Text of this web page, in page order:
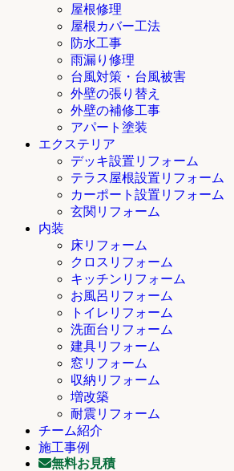
屋根修理
屋根カバー工法
防水工事
雨漏り修理
台風対策・台風被害
外壁の張り替え
外壁の補修工事
アパート塗装
エクステリア
デッキ設置リフォーム
テラス屋根設置リフォーム
カーポート設置リフォーム
玄関リフォーム
内装
床リフォーム
クロスリフォーム
キッチンリフォーム
お風呂リフォーム
トイレリフォーム
洗面台リフォーム
建具リフォーム
窓リフォーム
収納リフォーム
増改築
耐震リフォーム
チーム紹介
施工事例
無料お見積